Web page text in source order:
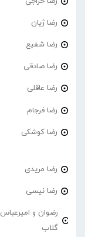
رضا ژیان
رضا شفیع
رضا صادقی
رضا عاقلی
رضا فرجام
رضا کوشکی
رضا مریدی
رضا نیسی
رضوان و امیرعباس
گلاب